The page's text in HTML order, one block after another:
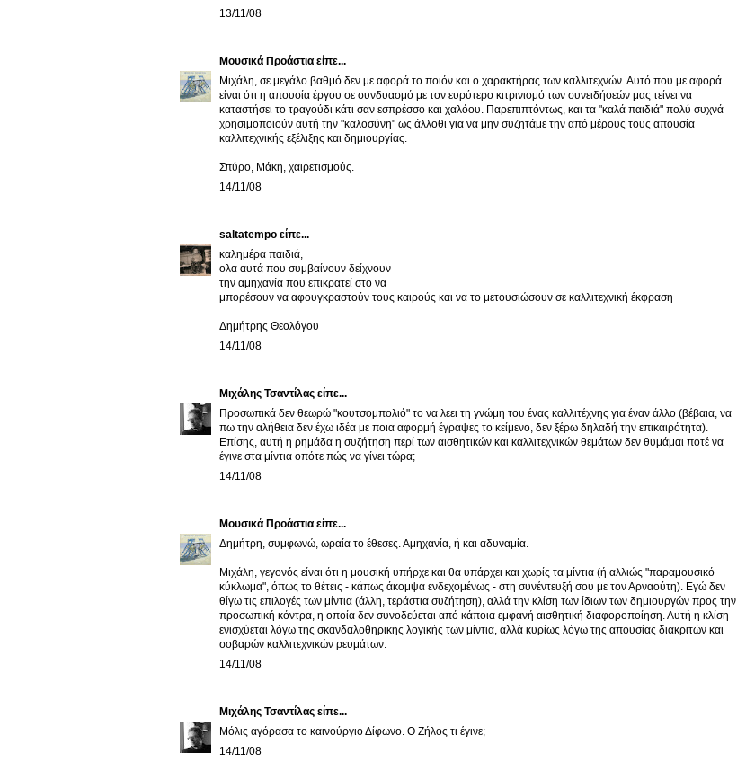
13/11/08
Μουσικά Προάστια είπε...
Μιχάλη, σε μεγάλο βαθμό δεν με αφορά το ποιόν και ο χαρακτήρας των καλλιτεχνών. Αυτό που με αφορά
είναι ότι η απουσία έργου σε συνδυασμό με τον ευρύτερο κιτρινισμό των συνειδήσεών μας τείνει να
καταστήσει το τραγούδι κάτι σαν εσπρέσσο και χαλόου. Παρεπιπτόντως, και τα "καλά παιδιά" πολύ συχνά
χρησιμοποιούν αυτή την "καλοσύνη" ως άλλοθι για να μην συζητάμε την από μέρους τους απουσία
καλλιτεχνικής εξέλιξης και δημιουργίας.
Σπύρο, Μάκη, χαιρετισμούς.
14/11/08
saltatempo είπε...
καλημέρα παιδιά,
ολα αυτά που συμβαίνουν δείχνουν
την αμηχανία που επικρατεί στο να
μπορέσουν να αφουγκραστούν τους καιρούς και να το μετουσιώσουν σε καλλιτεχνική έκφραση
Δημήτρης Θεολόγου
14/11/08
Μιχάλης Τσαντίλας είπε...
Προσωπικά δεν θεωρώ "κουτσομπολιό" το να λεει τη γνώμη του ένας καλλιτέχνης για έναν άλλο (βέβαια, να
πω την αλήθεια δεν έχω ιδέα με ποια αφορμή έγραψες το κείμενο, δεν ξέρω δηλαδή την επικαιρότητα).
Επίσης, αυτή η ρημάδα η συζήτηση περί των αισθητικών και καλλιτεχνικών θεμάτων δεν θυμάμαι ποτέ να
έγινε στα μίντια οπότε πώς να γίνει τώρα;
14/11/08
Μουσικά Προάστια είπε...
Δημήτρη, συμφωνώ, ωραία το έθεσες. Αμηχανία, ή και αδυναμία.
Μιχάλη, γεγονός είναι ότι η μουσική υπήρχε και θα υπάρχει και χωρίς τα μίντια (ή αλλιώς "παραμουσικό
κύκλωμα", όπως το θέτεις - κάπως άκομψα ενδεχομένως - στη συνέντευξή σου με τον Αρναούτη). Εγώ δεν
θίγω τις επιλογές των μίντια (άλλη, τεράστια συζήτηση), αλλά την κλίση των ίδιων των δημιουργών προς την
προσωπική κόντρα, η οποία δεν συνοδεύεται από κάποια εμφανή αισθητική διαφοροποίηση. Αυτή η κλίση
ενισχύεται λόγω της σκανδαλοθηρικής λογικής των μίντια, αλλά κυρίως λόγω της απουσίας διακριτών και
σοβαρών καλλιτεχνικών ρευμάτων.
14/11/08
Μιχάλης Τσαντίλας είπε...
Μόλις αγόρασα το καινούργιο Δίφωνο. Ο Ζήλος τι έγινε;
14/11/08